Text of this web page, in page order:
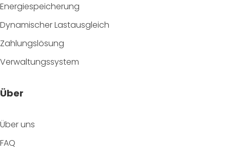
Energiespeicherung
Dynamischer Lastausgleich
Zahlungslösung
Verwaltungssystem
Über
Über uns
FAQ